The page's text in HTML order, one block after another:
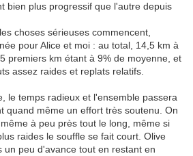
bien plus progressif que l'autre depuis
choses sérieuses commencent,
pour Alice et moi : au total, 14,5 km à
premiers km étant à 9% de moyenne, et
assez raides et replats relatifs.
le temps radieux et l'ensemble passera
quand même un effort très soutenu. On
à peu près tout le long, même si
raides le souffle se fait court. Olive
un peu d'avance tout en restant en